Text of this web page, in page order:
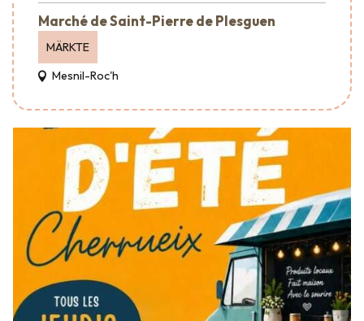
Marché de Saint-Pierre de Plesguen
MÄRKTE
Mesnil-Roc'h